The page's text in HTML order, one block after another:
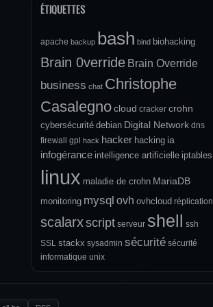
ÉTIQUETTES
apache backup bash bind biohacking
Brain 0verride Brain Override
business chat Christophe
Casalegnocloud cracker crohn
cybersécurité debian Digital Network dns
firewall
gpl hack hacker hacking ia
infogérance intelligence artificielle iptables
linux maladie de crohn MariaDB
monitoring mysql ovh ovhcloud réplication
scalarxscript serveur shell
ssh
SSL stackx sysadmin sécurité sécurité
informatique unix